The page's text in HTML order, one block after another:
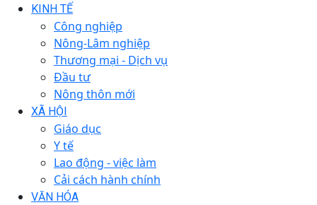
KINH TẾ
Công nghiệp
Nông-Lâm nghiệp
Thương mại - Dịch vụ
Đầu tư
Nông thôn mới
XÃ HỘI
Giáo dục
Y tế
Lao động - việc làm
Cải cách hành chính
VĂN HÓA